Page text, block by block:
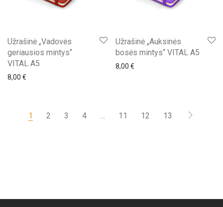
Užrašinė „Vadovės
geriausios mintys“
VITAL A5
8,00 €
Užrašinė „Auksinės
bosės mintys“ VITAL A5
8,00 €
1 2 3 4 … 11 12 13